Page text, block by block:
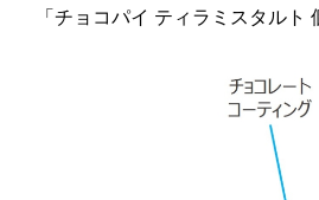
「チョコパイ ティラミスタルト